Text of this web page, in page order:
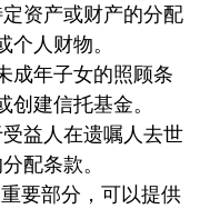
资产或财产的分配
个人财物。
成年子女的照顾条
创建信托基金。
益人在遗嘱人去世
配条款。
要部分，可以提供